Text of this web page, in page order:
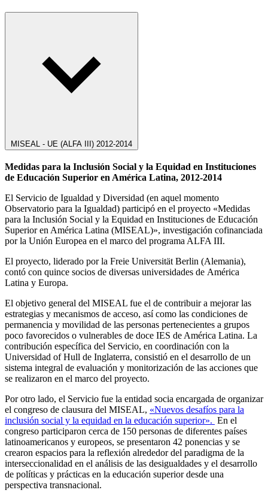
MISEAL - UE (ALFA III) 2012-2014
Medidas para la Inclusión Social y la Equidad en Instituciones
de Educación Superior en América Latina, 2012-2014
El Servicio de Igualdad y Diversidad (en aquel momento
Observatorio para la Igualdad) participó en el proyecto «Medidas
para la Inclusión Social y la Equidad en Instituciones de Educación
Superior en América Latina (MISEAL)», investigación cofinanciada
por la Unión Europea en el marco del programa ALFA III.
El proyecto, liderado por la Freie Universität Berlin (Alemania),
contó con quince socios de diversas universidades de América
Latina y Europa.
El objetivo general del MISEAL fue el de contribuir a mejorar las
estrategias y mecanismos de acceso, así como las condiciones de
permanencia y movilidad de las personas pertenecientes a grupos
poco favorecidos o vulnerables de doce IES de América Latina. La
contribución específica del Servicio, en coordinación con la
Universidad of Hull de Inglaterra, consistió en el desarrollo de un
sistema integral de evaluación y monitorización de las acciones que
se realizaron en el marco del proyecto.
Por otro lado, el Servicio fue la entidad socia encargada de organizar
el congreso de clausura del MISEAL, «Nuevos desafíos para la
inclusión social y la equidad en la educación superior». En el
congreso participaron cerca de 150 personas de diferentes países
latinoamericanos y europeos, se presentaron 42 ponencias y se
crearon espacios para la reflexión alrededor del paradigma de la
interseccionalidad en el análisis de las desigualdades y el desarrollo
de políticas y prácticas en la educación superior desde una
perspectiva transnacional.